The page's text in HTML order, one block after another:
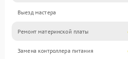
Выезд мастера
Ремонт материнской платы
Замена контроллера питания